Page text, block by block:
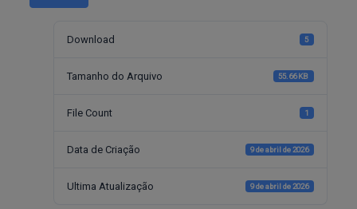
Download 5
Tamanho do Arquivo 55.66 KB
File Count 1
Data de Criação 9 de abril de 2026
Ultima Atualização 9 de abril de 2026